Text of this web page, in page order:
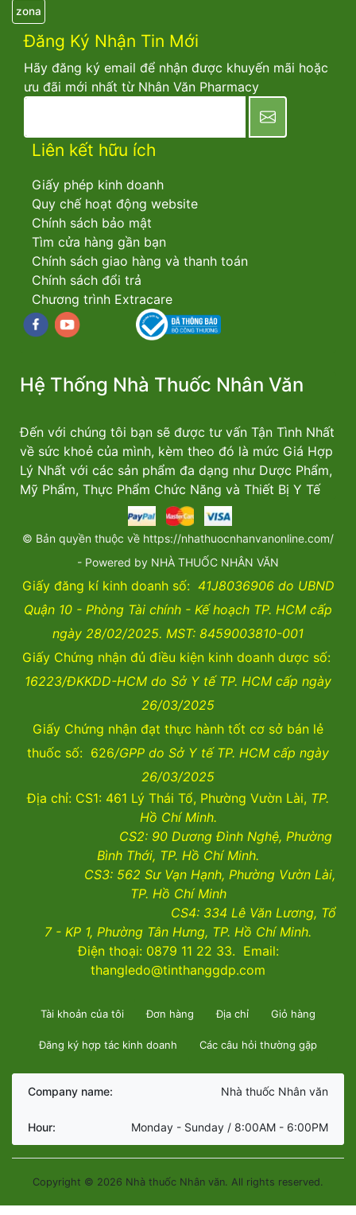
zona
Đăng Ký Nhận Tin Mới
Hãy đăng ký email để nhận được khuyến mãi hoặc
ưu đãi mới nhất từ Nhân Văn Pharmacy
Liên kết hữu ích
Giấy phép kinh doanh
Quy chế hoạt động website
Chính sách bảo mật
Tìm cửa hàng gần bạn
Chính sách giao hàng và thanh toán
Chính sách đổi trả
Chương trình Extracare
Facebookyoutube
Hệ Thống Nhà Thuốc Nhân Văn
Đến với chúng tôi bạn sẽ được tư vấn Tận Tình Nhất
về sức khoẻ của mình, kèm theo đó là mức Giá Hợp
Lý Nhất với các sản phẩm đa dạng như Dược Phẩm,
Mỹ Phẩm, Thực Phẩm Chức Năng và Thiết Bị Y Tế
© Bản quyền thuộc về https://nhathuocnhanvanonline.com/
- Powered by NHÀ THUỐC NHÂN VĂN
Giấy đăng kí kinh doanh số: 41J8036906 do UBND
Quận 10 - Phòng Tài chính - Kế hoạch TP. HCM cấp
ngày 28/02/2025. MST: 8459003810-001
Giấy Chứng nhận đủ điều kiện kinh doanh dược số:
16223/ĐKKDD-HCM do Sở Y tế TP. HCM cấp ngày
26/03/2025
Giấy Chứng nhận đạt thực hành tốt cơ sở bán lẻ
thuốc số: 626/GPP do Sở Y tế TP. HCM cấp ngày
26/03/2025
Địa chỉ: CS1: 461 Lý Thái Tổ, Phường Vườn Lài, TP.
Hồ Chí Minh.
CS2: 90 Dương Đình Nghệ, Phường
Bình Thới, TP. Hồ Chí Minh.
CS3: 562 Sư Vạn Hạnh, Phường Vườn Lài,
TP. Hồ Chí Minh
CS4: 334 Lê Văn Lương, Tổ
7 - KP 1, Phường Tân Hưng, TP. Hồ Chí Minh.
Điện thoại: 0879 11 22 33. Email:
thangledo@tinthanggdp.com
Tài khoản của tôi Đơn hàng Địa chỉ Giỏ hàng
Đăng ký hợp tác kinh doanh Các câu hỏi thường gặp
Company name: Nhà thuốc Nhân văn
Hour: Monday - Sunday / 8:00AM - 6:00PM
Copyright © 2026 Nhà thuốc Nhân văn. All rights reserved.